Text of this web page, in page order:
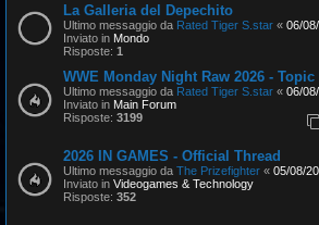
La Galleria del Depechito
Ultimo messaggio da Rated Tiger S.star « 06/
Inviato in Mondo
Risposte: 1
WWE Monday Night Raw 2026 -
Ultimo messaggio da Rated Tiger S.star « 06/
Inviato in Main Forum
Risposte: 3199
2026 IN GAMES - Official Thread
Ultimo messaggio da The Prizefighter « 05/08/
Inviato in Videogames & Technology
Risposte: 352